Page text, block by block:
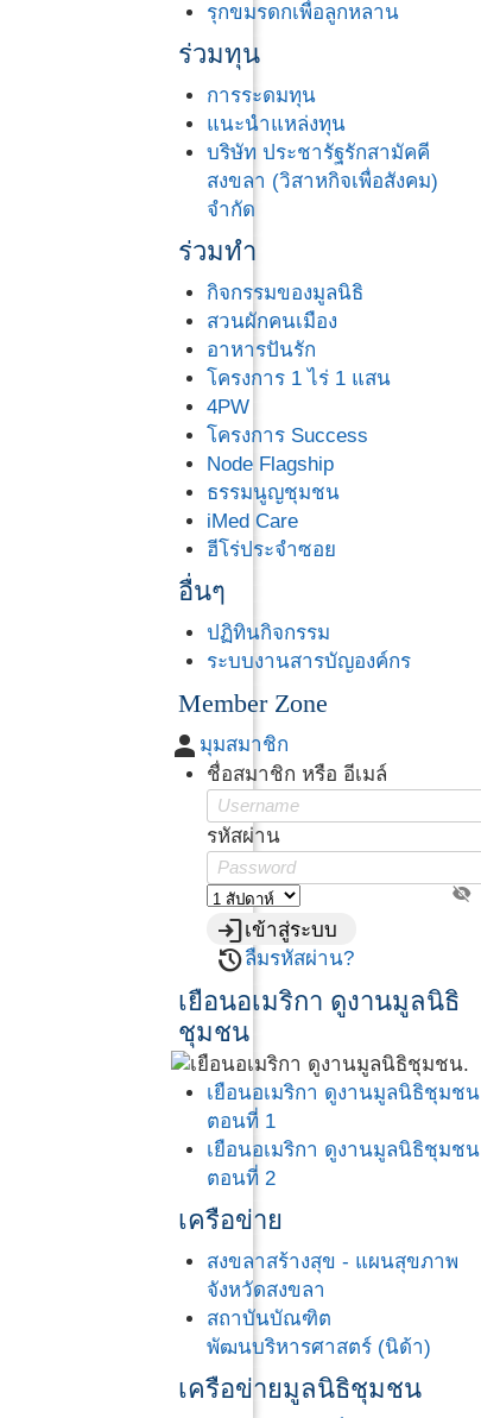
รุกขมรดกเพื่อลูกหลาน
ร่วมทุน
การระดมทุน
แนะนำแหล่งทุน
บริษัท ประชารัฐรักสามัคคี
สงขลา (วิสาหกิจเพื่อสังคม)
จำกัด
ร่วมทำ
กิจกรรมของมูลนิธิ
สวนผักคนเมือง
อาหารปันรัก
โครงการ 1 ไร่ 1 แสน
4PW
โครงการ Success
Node Flagship
ธรรมนูญชุมชน
iMed Care
ฮีโร่ประจำซอย
อื่นๆ
ปฏิทินกิจกรรม
ระบบงานสารบัญองค์กร
Member Zone
person มุมสมาชิก
ชื่อสมาชิก หรือ อีเมล์
รหัสผ่าน
visibility_off
loginเข้าสู่ระบบ
restoreลืมรหัสผ่าน?
เยือนอเมริกา ดูงานมูลนิธิ
ชุมชน
เยือนอเมริกา ดูงานมูลนิธิชุมชน
ตอนที่ 1
เยือนอเมริกา ดูงานมูลนิธิชุมชน
ตอนที่ 2
เครือข่าย
สงขลาสร้างสุข - แผนสุขภาพ
จังหวัดสงขลา
สถาบันบัณฑิต
พัฒนบริหารศาสตร์ (นิด้า)
เครือข่ายมูลนิธิชุมชน